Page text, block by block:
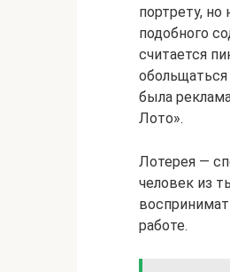
портрету,
подобного
считается
была
Лото».
Лотерея —
человек из
работе.